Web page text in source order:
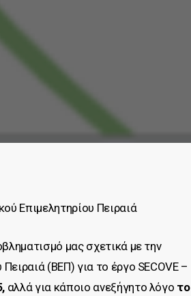
Επιμελητηρίου Πειραιά
μας σχετικά με την
(ΒΕΠ) για το έργο SECOVE –
αλλά για κάποιο ανεξήγητο λόγο το